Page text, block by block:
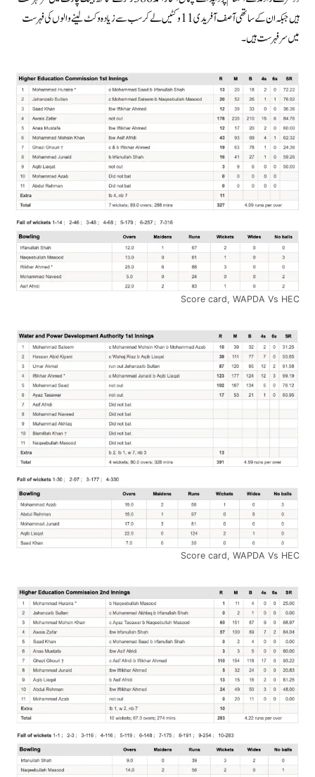
ہیں جبکہ ان کے ساتھی آصف آفریدی 11 وکٹیں لے کر سب سے زیادہ وکٹ لینے والوں کی فہرست
میں سرفہرست ہیں۔
Score card, WAPDA Vs HEC
Score card, WAPDA Vs HEC